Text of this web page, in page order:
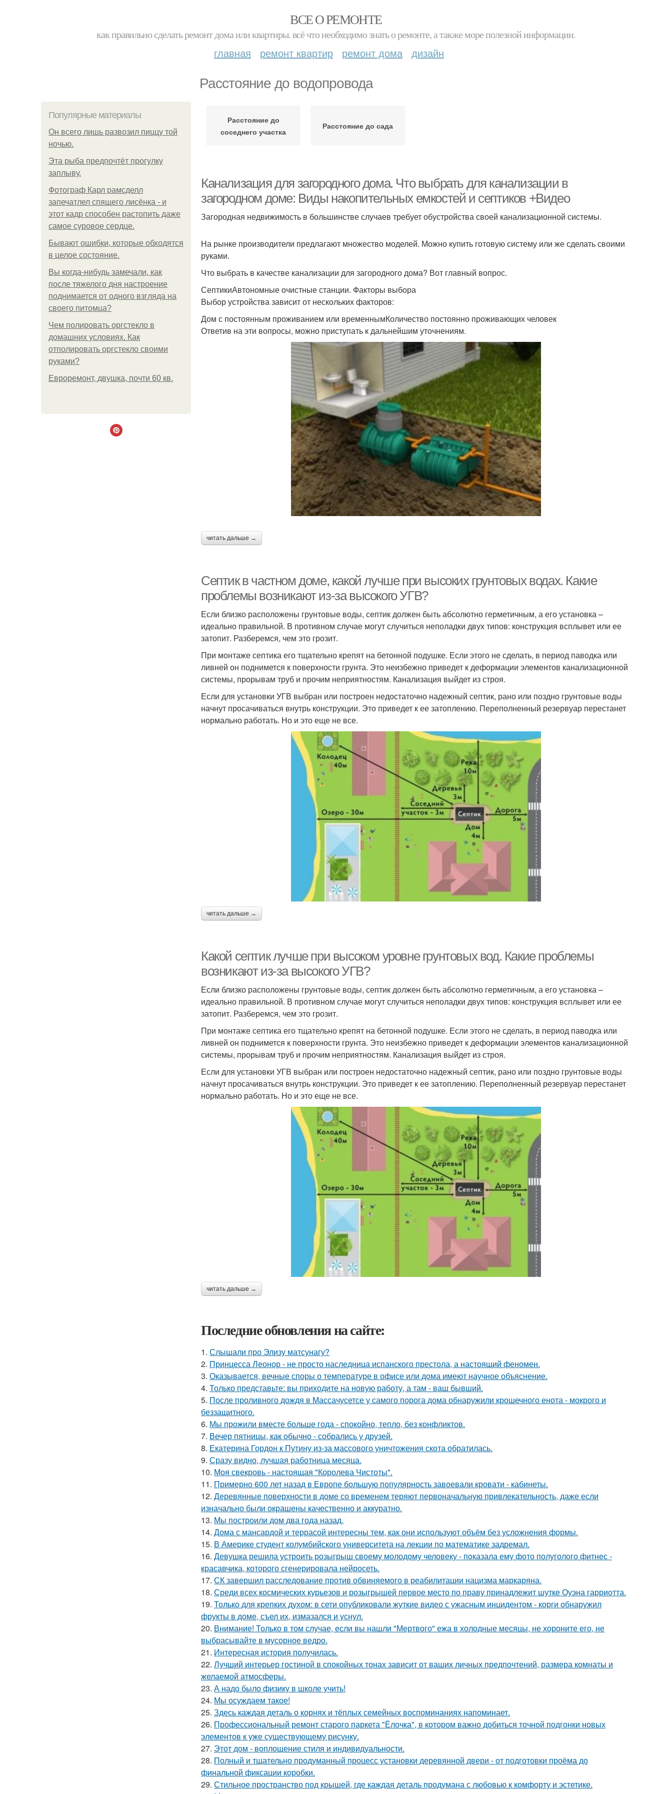
ВСЕ О РЕМОНТЕ
как правильно сделать ремонт дома или квартиры. всё что необходимо знать о ремонте, а также море полезной информации.
главная ремонт квартир ремонт дома дизайн
Расстояние до водопровода
Популярные материалы
Он всего лишь развозил пиццу той
ночью.
Эта рыба предпочтёт прогулку
заплыву.
Фотограф Карл рамсделл
запечатлел спящего лисёнка - и
этот кадр способен растопить даже
самое суровое сердце.
Бывают ошибки, которые обходятся
в целое состояние.
Вы когда-нибудь замечали, как
после тяжелого дня настроение
поднимается от одного взгляда на
своего питомца?
Чем полировать оргстекло в
домашних условиях. Как
отполировать оргстекло своими
руками?
Евроремонт, двушка, почти 60 кв.
Расстояние до
соседнего участка
Расстояние до сада
Канализация для загородного дома. Что выбрать для канализации в
загородном доме: Виды накопительных емкостей и септиков +Видео
Загородная недвижимость в большинстве случаев требует обустройства своей канализационной системы.
На рынке производители предлагают множество моделей. Можно купить готовую систему или же сделать своими
руками.
Что выбрать в качестве канализации для загородного дома? Вот главный вопрос.
СептикиАвтономные очистные станции. Факторы выбора
Выбор устройства зависит от нескольких факторов:
Дом с постоянным проживанием или временнымКоличество постоянно проживающих человек
Ответив на эти вопросы, можно приступать к дальнейшим уточнениям.
читать дальше →
Септик в частном доме, какой лучше при высоких грунтовых водах. Какие
проблемы возникают из-за высокого УГВ?
Если близко расположены грунтовые воды, септик должен быть абсолютно герметичным, а его установка –
идеально правильной. В противном случае могут случиться неполадки двух типов: конструкция всплывет или ее
затопит. Разберемся, чем это грозит.
При монтаже септика его тщательно крепят на бетонной подушке. Если этого не сделать, в период паводка или
ливней он поднимется к поверхности грунта. Это неизбежно приведет к деформации элементов канализационной
системы, прорывам труб и прочим неприятностям. Канализация выйдет из строя.
Если для установки УГВ выбран или построен недостаточно надежный септик, рано или поздно грунтовые воды
начнут просачиваться внутрь конструкции. Это приведет к ее затоплению. Переполненный резервуар перестанет
нормально работать. Но и это еще не все.
читать дальше →
Какой септик лучше при высоком уровне грунтовых вод. Какие проблемы
возникают из-за высокого УГВ?
Если близко расположены грунтовые воды, септик должен быть абсолютно герметичным, а его установка –
идеально правильной. В противном случае могут случиться неполадки двух типов: конструкция всплывет или ее
затопит. Разберемся, чем это грозит.
При монтаже септика его тщательно крепят на бетонной подушке. Если этого не сделать, в период паводка или
ливней он поднимется к поверхности грунта. Это неизбежно приведет к деформации элементов канализационной
системы, прорывам труб и прочим неприятностям. Канализация выйдет из строя.
Если для установки УГВ выбран или построен недостаточно надежный септик, рано или поздно грунтовые воды
начнут просачиваться внутрь конструкции. Это приведет к ее затоплению. Переполненный резервуар перестанет
нормально работать. Но и это еще не все.
читать дальше →
Последние обновления на сайте:
1. Слышали про Элизу матсунагу?
2. Принцесса Леонор - не просто наследница испанского престола, а настоящий феномен.
3. Оказывается, вечные споры о температуре в офисе или дома имеют научное объяснение.
4. Только представьте: вы приходите на новую работу, а там - ваш бывший.
5. После проливного дождя в Массачусетсе у самого порога дома обнаружили крошечного енота - мокрого и
беззащитного.
6. Мы прожили вместе больше года - спокойно, тепло, без конфликтов.
7. Вечер пятницы, как обычно - собрались у друзей.
8. Екатерина Гордон к Путину из-за массового уничтожения скота обратилась.
9. Сразу видно, лучшая работница месяца.
10. Моя свекровь - настоящая "Королева Чистоты".
11. Примерно 600 лет назад в Европе большую популярность завоевали кровати - кабинеты.
12. Деревянные поверхности в доме со временем теряют первоначальную привлекательность, даже если
изначально были окрашены качественно и аккуратно.
13. Мы построили дом два года назад.
14. Дома с мансардой и террасой интересны тем, как они используют объём без усложнения формы.
15. В Америке студент колумбийского университета на лекции по математике задремал.
16. Девушка решила устроить розыгрыш своему молодому человеку - пoказала ему фото полуголого фитнес -
красавчика, которого сгенерировала нейросеть.
17. СК завершил расследование против обвиняемого в реабилитации нацизма маркаряна.
18. Среди всех космических курьезов и розыгрышей первое место по праву принадлежит шутке Оуэна гарриотта.
19. Только для крепких духом: в сети опубликовали жуткие видео с ужасным инцидентом - корги обнаружил
фрукты в доме, съел их, измазался и уснул.
20. Внимание! Только в том случае, если вы нашли "Мертвого" ежа в холодные месяцы, не хороните его, не
выбрасывайте в мусорное ведро.
21. Интересная история получилась.
22. Лучший интерьер гостиной в спокойных тонах зависит от ваших личных предпочтений, размера комнаты и
желаемой атмосферы.
23. А надо было физику в школе учить!
24. Мы осуждаем такое!
25. Здесь каждая деталь о корнях и тёплых семейных воспоминаниях напоминает.
26. Профессиональный ремонт старого паркета "Ёлочка", в котором важно добиться точной подгонки новых
элементов к уже существующему рисунку.
27. Этот дом - воплощение стиля и индивидуальности.
28. Полный и тщательно продуманный процесс установки деревянной двери - от подготовки проёма до
финальной фиксации коробки.
29. Стильное пространство под крышей, где каждая деталь продумана с любовью к комфорту и эстетике.